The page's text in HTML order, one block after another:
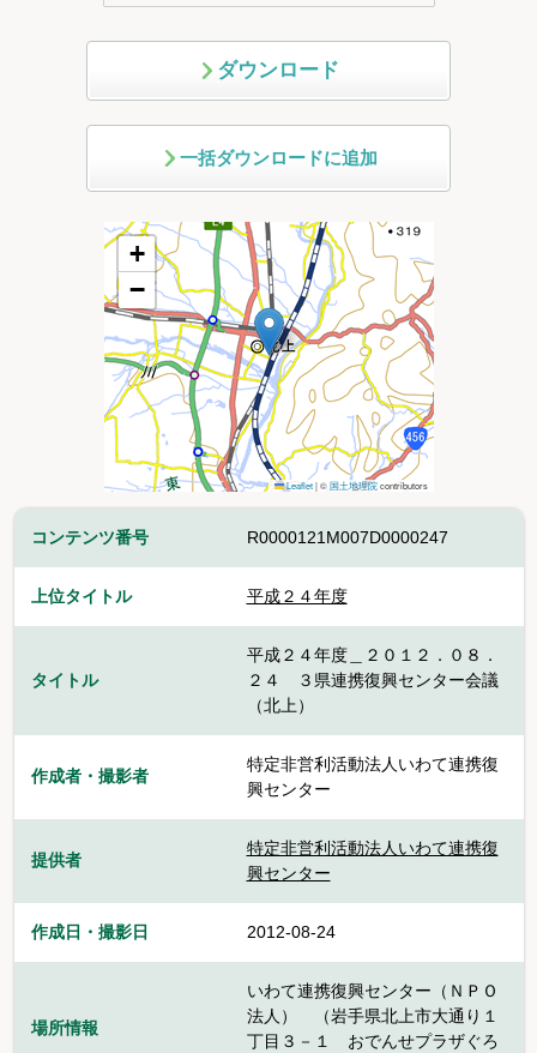
ダウンロード
一括ダウンロードに追加
+
−
Leaflet |©国土地理院contributors
コンテンツ番号 R0000121M007D0000247
上位タイトル 平成２４年度
タイトル
平成２４年度＿２０１２．０８．
２４ ３県連携復興センター会議
（北上）
作成者・撮影者
特定非営利活動法人いわて連携復
興センター
提供者
特定非営利活動法人いわて連携復
興センター
作成日・撮影日 2012-08-24
場所情報
いわて連携復興センター（ＮＰＯ
法人） （岩手県北上市大通り１
丁目３－１ おでんせプラザぐろ